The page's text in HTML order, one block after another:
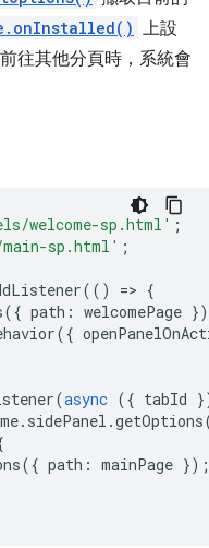
上設
往其他分頁時，系統會
welcome-sp.html' ;
sp.html' ;
(() => {
({ path : welcomePage
({
(async ({ tabId
. sidePanel .getOptions
({ path : mainPage });